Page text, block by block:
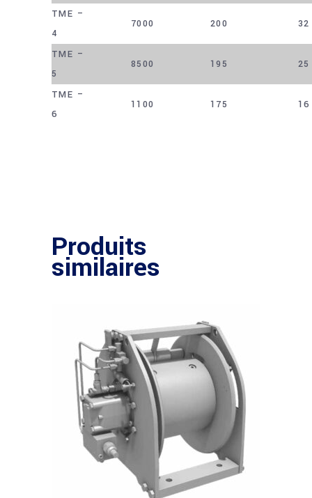
TME –
4
7000 200 32
TME –
5
8500 195 25
TME –
6
1100 175 16
Produits
similaires